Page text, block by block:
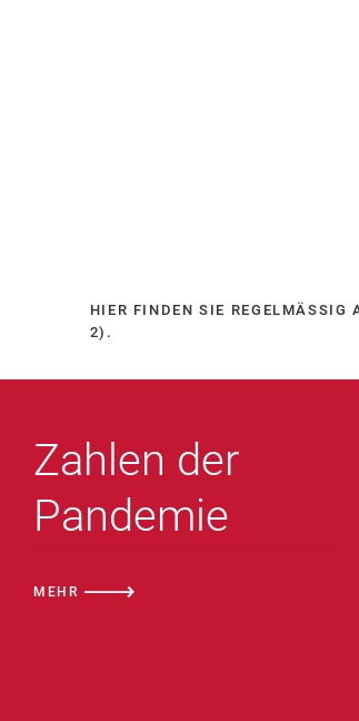
HIER FINDEN SIE REGELMÄSSIG
).
Zahlen der
Pandemie
MEHR